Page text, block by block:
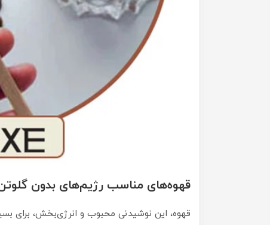
قهوه‌های مناسب رژیم‌های بدون
قهوه، این نوشیدنی محبوب و انرژی‌بخش، برای